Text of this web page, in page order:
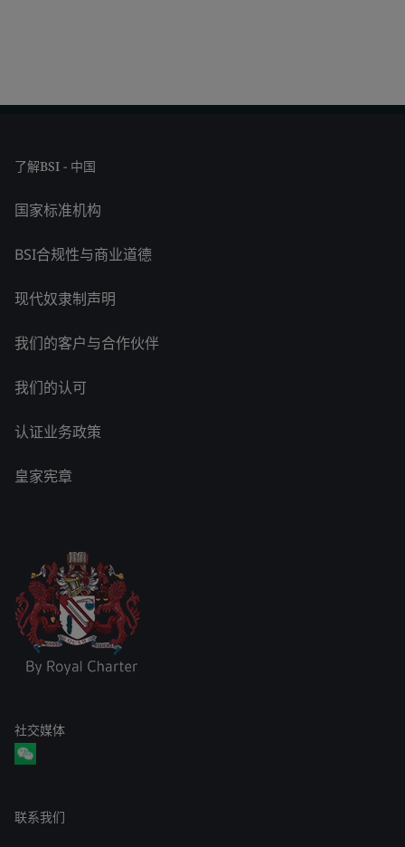
了解BSI - 中国
国家标准机构
BSI合规性与商业道德
现代奴隶制声明
我们的客户与合作伙伴
我们的认可
认证业务政策
皇家宪章
社交媒体
联系我们